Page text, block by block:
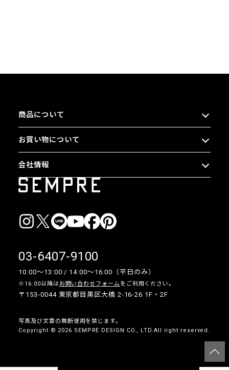
商品について
お買い物について
会社情報
03-6407-9100
10:00〜13:00 / 14:00〜16:00（平日のみ）
※16:00以降は お問い合わせフォームをご利用ください。
〒153-0044 東京都目黒区大橋 2-16-26 1F・2F
写真及び文章の無断使用を禁じます。
Copyright © 2026 SEMPRE DESIGN CO., LTD.All right reserved.